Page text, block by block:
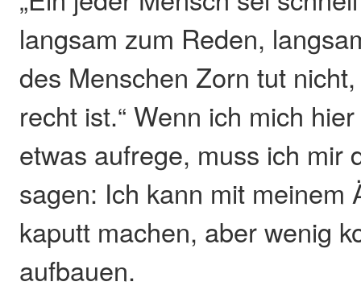
langsam zum Reden,
des Menschen Zorn tut
recht ist.“ Wenn ich mich
etwas aufrege, muss ich mir
sagen: Ich kann mit meinem
kaputt machen, aber wenig
aufbauen.